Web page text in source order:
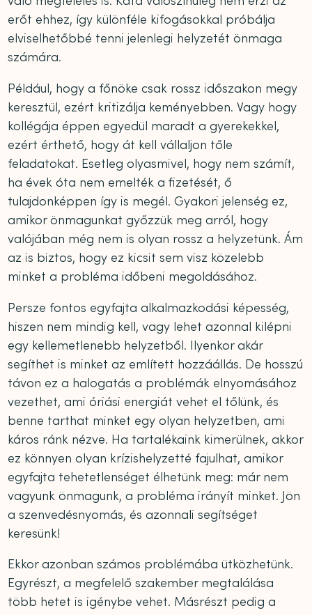
erőt ehhez, így különféle kifogásokkal próbálja
elviselhetőbbé tenni jelenlegi helyzetét önmaga
számára.
Például, hogy a főnöke csak rossz időszakon megy
keresztül, ezért kritizálja keményebben. Vagy hogy
kollégája éppen egyedül maradt a gyerekekkel,
ezért érthető, hogy át kell vállaljon tőle
feladatokat. Esetleg olyasmivel, hogy nem számít,
ha évek óta nem emelték a fizetését, ő
tulajdonképpen így is megél. Gyakori jelenség ez,
amikor önmagunkat győzzük meg arról, hogy
valójában még nem is olyan rossz a helyzetünk. Ám
az is biztos, hogy ez kicsit sem visz közelebb
minket a probléma időbeni megoldásához.
Persze fontos egyfajta alkalmazkodási képesség,
hiszen nem mindig kell, vagy lehet azonnal kilépni
egy kellemetlenebb helyzetből. Ilyenkor akár
segíthet is minket az említett hozzáállás. De hosszú
távon ez a halogatás a problémák elnyomásához
vezethet, ami óriási energiát vehet el tőlünk, és
benne tarthat minket egy olyan helyzetben, ami
káros ránk nézve. Ha tartalékaink kimerülnek, akkor
ez könnyen olyan krízishelyzetté fajulhat, amikor
egyfajta tehetetlenséget élhetünk meg: már nem
vagyunk önmagunk, a probléma irányít minket. Jön
a szenvedésnyomás, és azonnali segítséget
keresünk!
Ekkor azonban számos problémába ütközhetünk.
Egyrészt, a megfelelő szakember megtalálása
több hetet is igénybe vehet. Másrészt pedig a